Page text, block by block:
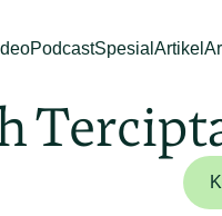
PodcastSpesial Artikel